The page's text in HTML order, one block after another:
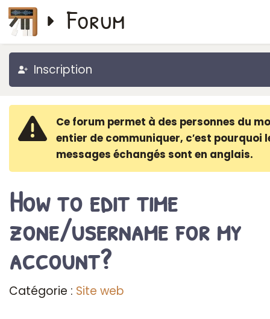
Forum
Inscription
Ce forum permet à des personnes du
entier de communiquer, c′est pourquoi
messages échangés sont en anglais.
How to edit time
zone/username for my
account?
Catégorie : Site web